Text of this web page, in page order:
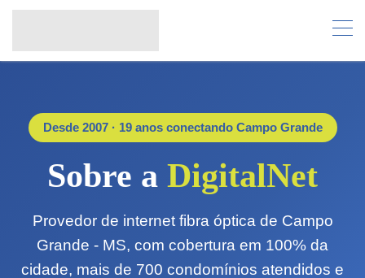
Desde 2007 · 19 anos conectando Campo Grande
Sobre a DigitalNet
Provedor de internet fibra óptica de Campo
Grande - MS, com cobertura em 100% da
cidade, mais de 700 condomínios atendidos e